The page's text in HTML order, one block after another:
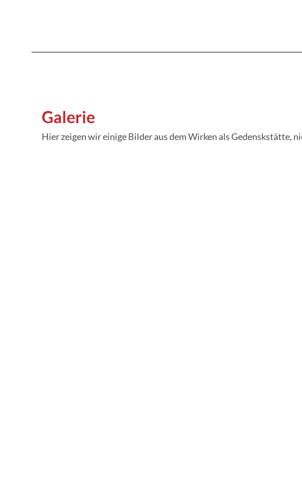
Galerie
Hier zeigen wir einige Bilder aus dem Wirken als Gedenskstätte,